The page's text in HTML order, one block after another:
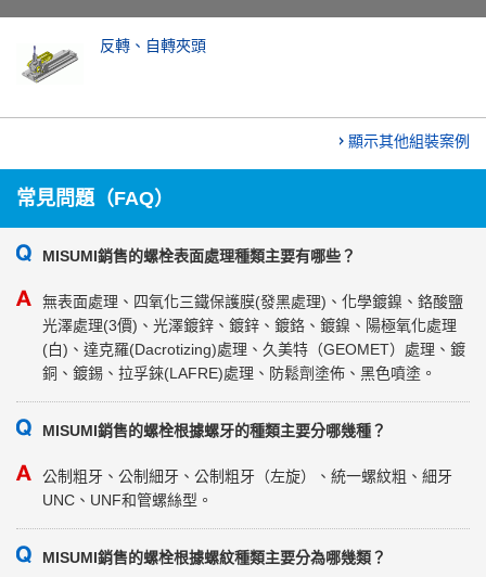
反轉、自轉夾頭
顯示其他組裝案例
常見問題（FAQ）
MISUMI銷售的螺栓表面處理種類主要有哪些？
無表面處理、四氧化三鐵保護膜(發黑處理)、化學鍍鎳、鉻酸鹽
光澤處理(3價)、光澤鍍鋅、鍍鋅、鍍鉻、鍍鎳、陽極氧化處理
(白)、達克羅(Dacrotizing)處理、久美特（GEOMET）處理、鍍
銅、鍍錫、拉孚錸(LAFRE)處理、防鬆劑塗佈、黑色噴塗。
MISUMI銷售的螺栓根據螺牙的種類主要分哪幾種？
公制粗牙、公制細牙、公制粗牙（左旋）、統一螺紋粗、細牙
UNC、UNF和管螺絲型。
MISUMI銷售的螺栓根據螺紋種類主要分為哪幾類？